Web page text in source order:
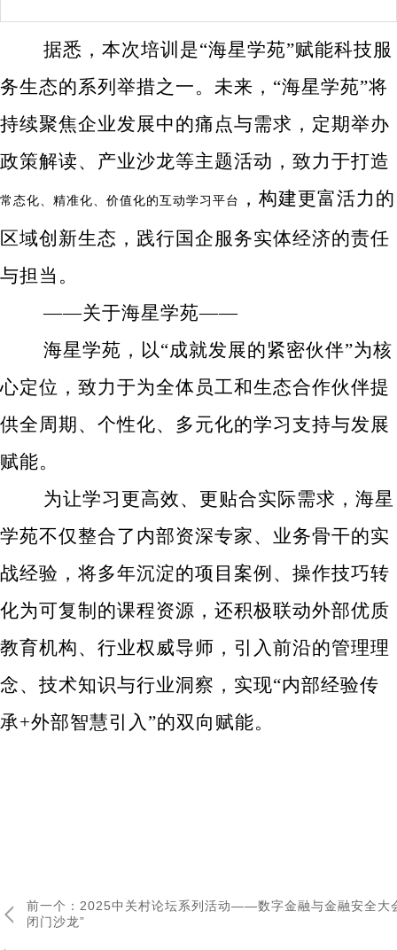
据悉，本次培训是“海星学苑”赋能科技服
务生态的系列举措之一。未来，“海星学苑”将
持续聚焦企业发展中的痛点与需求，定期举办
政策解读、产业沙龙等主题活动，致力于打造
常态化、精准化、价值化的互动学习平台
，构建更富活力的
区域创新生态，践行国企服务实体经济的责任
与担当。
——关于海星学苑——
海星学苑，以“成就发展的紧密伙伴”为核
心定位，致力于为全体员工和生态合作伙伴提
供全周期、个性化、多元化的学习支持与发展
赋能。
为让学习更高效、更贴合实际需求，海星
学苑不仅整合了内部资深专家、业务骨干的实
战经验，将多年沉淀的项目案例、操作技巧转
化为可复制的课程资源，还积极联动外部优质
教育机构、行业权威导师，引入前沿的管理理
念、技术知识与行业洞察，实现“内部经验传
承+外部智慧引入”的双向赋能。
前一个：2025中关村论坛系列活动——数字金融与金融安全大
闭门沙龙”